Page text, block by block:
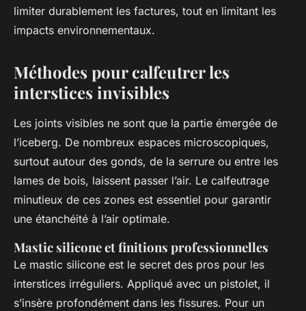
limiter durablement les factures, tout en limitant les
impacts environnementaux.
Méthodes pour calfeutrer les
interstices invisibles
Les joints visibles ne sont que la partie émergée de
l’iceberg. De nombreux espaces microscopiques,
surtout autour des gonds, de la serrure ou entre les
lames de bois, laissent passer l’air. Le calfeutrage
minutieux de ces zones est essentiel pour garantir
une étanchéité à l’air optimale.
Mastic silicone et finitions professionnelles
Le mastic silicone est le secret des pros pour les
interstices irréguliers. Appliqué avec un pistolet, il
s’insère profondément dans les fissures. Pour un